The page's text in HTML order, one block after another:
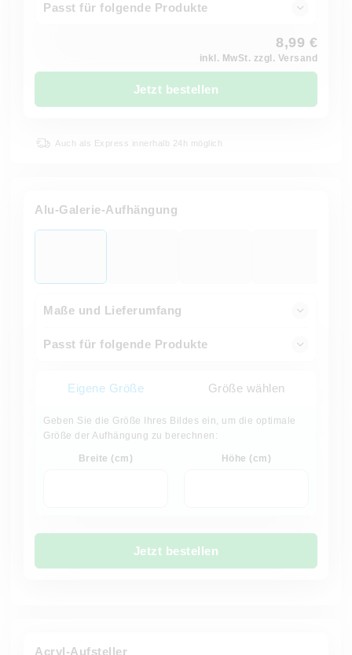
Passt für folgende Produkte
8,99 €
inkl. MwSt. zzgl. Versand
Jetzt bestellen
Auch als Express innerhalb 24h möglich
Alu-Galerie-Aufhängung
Maße und Lieferumfang
Passt für folgende Produkte
Eigene Größe Größe wählen
Geben Sie die Größe Ihres Bildes ein, um die optimale
Größe der Aufhängung zu berechnen:
Breite (cm) Höhe (cm)
Jetzt bestellen
Acryl-Aufsteller